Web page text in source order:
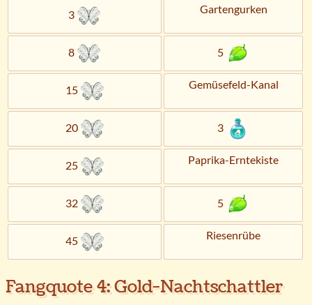
3 Gartengurken
8 5
15 Gemüsefeld-Kanal
20 3
25 Paprika-Erntekiste
32 5
45 Riesenrübe
Fangquote 4: Gold-Nachtschattler